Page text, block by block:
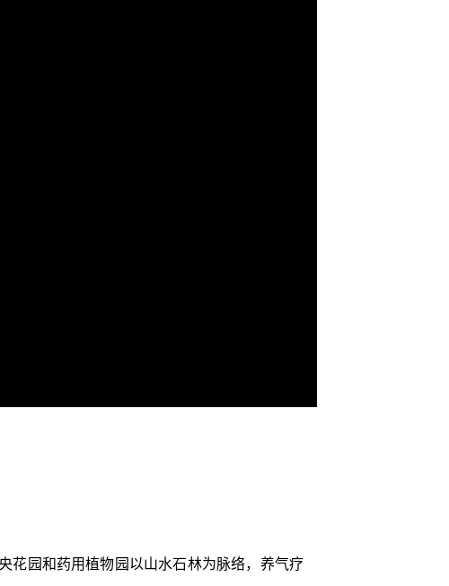
花园和药用植物园以山水石林为脉络，养气疗